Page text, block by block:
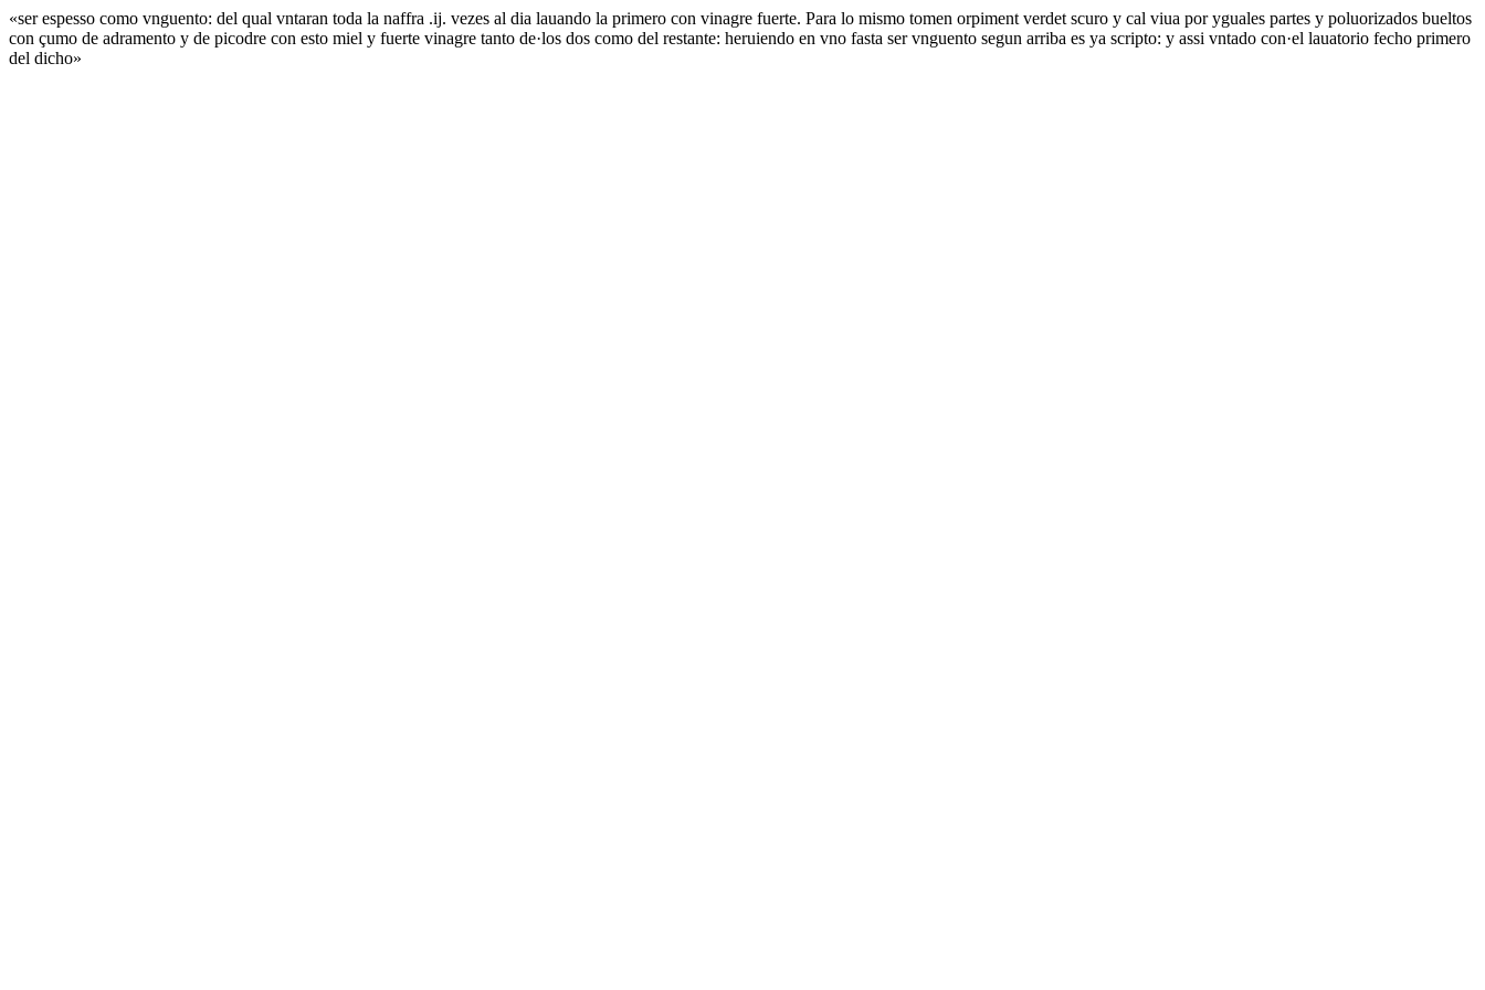
«ser espesso como vnguento: del qual vntaran toda la naffra .ij. vezes al dia lauando la primero con vinagre fuerte. Para lo mismo tomen orpiment verdet scuro y cal viua por yguales partes y poluorizados bueltos
con çumo de adramento y de picodre con esto miel y fuerte vinagre tanto de·los dos como del restante: heruiendo en vno fasta ser vnguento segun arriba es ya scripto: y assi vntado con·el lauatorio fecho primero
del dicho»